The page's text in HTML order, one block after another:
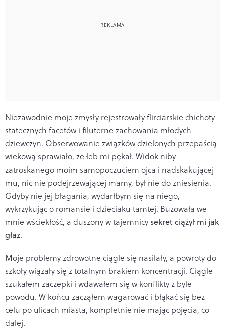
Niezawodnie moje zmysły rejestrowały flirciarskie chichoty
statecznych facetów i filuterne zachowania młodych
dziewczyn. Obserwowanie związków dzielonych przepaścią
wiekową sprawiało, że łeb mi pękał. Widok niby
zatroskanego moim samopoczuciem ojca i nadskakującej
mu, nic nie podejrzewającej mamy, był nie do zniesienia.
Gdyby nie jej błagania, wydarłbym się na niego,
wykrzykując o romansie i dzieciaku tamtej. Buzowała we
mnie wściekłość, a duszony w tajemnicy sekret ciążył mi jak
głaz.
Moje problemy zdrowotne ciągle się nasilały, a powroty do
szkoły wiązały się z totalnym brakiem koncentracji. Ciągle
szukałem zaczepki i wdawałem się w konflikty z byle
powodu. W końcu zacząłem wagarować i błąkać się bez
celu po ulicach miasta, kompletnie nie mając pojęcia, co
dalej.